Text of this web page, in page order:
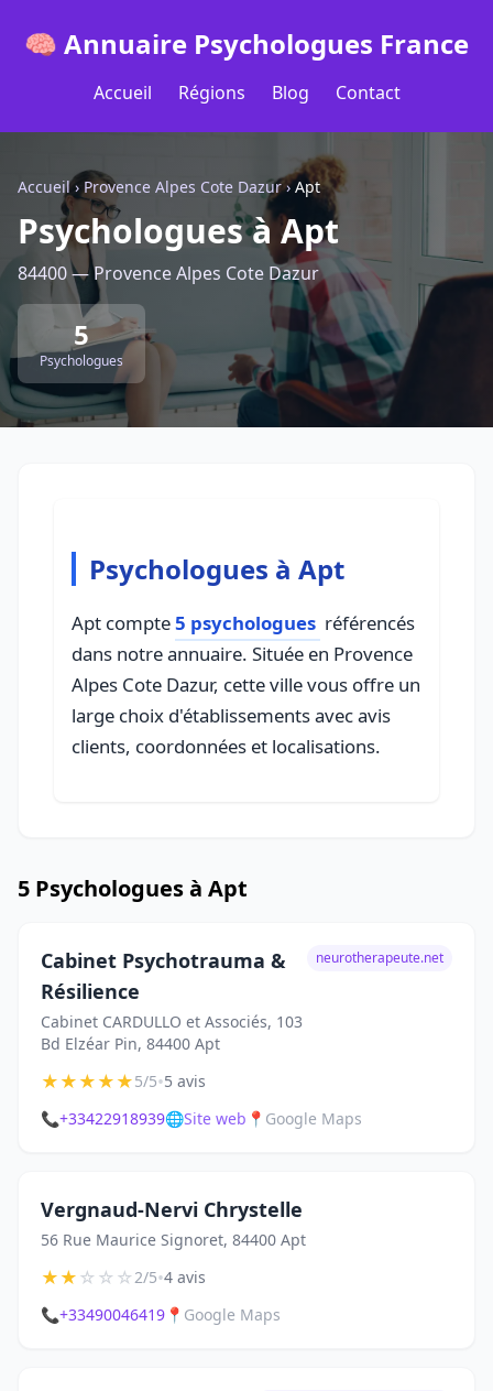
🧠 Annuaire Psychologues France
Accueil Régions Blog Contact
Accueil› Provence Alpes Cote Dazur›Apt
Psychologues à Apt
84400 — Provence Alpes Cote Dazur
5
Psychologues
Psychologues à Apt
Apt compte5 psychologues référencés
dans notre annuaire. Située en Provence
Alpes Cote Dazur, cette ville vous offre un
large choix d'établissements avec avis
clients, coordonnées et localisations.
5 Psychologues à Apt
Cabinet Psychotrauma &
Résilience
Cabinet CARDULLO et Associés, 103
Bd Elzéar Pin, 84400 Apt
neurotherapeute.net
★★★★★5/5•5 avis
📞+33422918939🌐Site web 📍 Google Maps
Vergnaud-Nervi Chrystelle
56 Rue Maurice Signoret, 84400 Apt
★★☆☆☆2/5•4 avis
📞+33490046419 📍 Google Maps